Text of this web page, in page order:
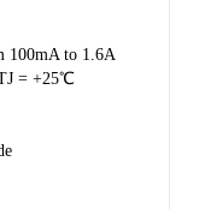
100mA to 1.6A
= +25℃